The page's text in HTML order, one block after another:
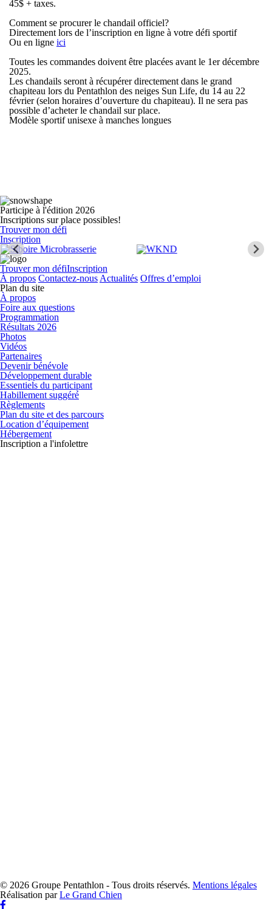
45$ + taxes.
Comment se procurer le chandail officiel?
Directement lors de l’inscription en ligne à votre défi sportif
Ou en ligne ici
Toutes les commandes doivent être placées avant le 1er décembre
2025.
Les chandails seront à récupérer directement dans le grand
chapiteau lors du Pentathlon des neiges Sun Life, du 14 au 22
février (selon horaires d’ouverture du chapiteau). Il ne sera pas
possible d’acheter le chandail sur place.
Modèle sportif unisexe à manches longues
Participe à l'édition 2026
Inscriptions sur place possibles!
Trouver mon défi
Inscription
Trouver mon défiInscription
À propos Contactez-nous Actualités Offres d’emploi
Plan du site
À propos
Foire aux questions
Programmation
Résultats 2026
Photos
Vidéos
Partenaires
Devenir bénévole
Développement durable
Essentiels du participant
Habillement suggéré
Règlements
Plan du site et des parcours
Location d’équipement
Hébergement
Inscription a l'infolettre
© 2026 Groupe Pentathlon - Tous droits réservés. Mentions légales
Réalisation parLe Grand Chien